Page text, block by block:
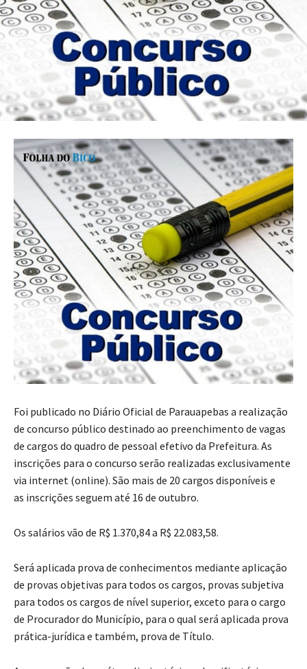
Foi publicado no Diário Oficial de Parauapebas a realização
de concurso público destinado ao preenchimento de vagas
de cargos do quadro de pessoal efetivo da Prefeitura. As
inscrições para o concurso serão realizadas exclusivamente
via internet (online). São mais de 20 cargos disponíveis e
as inscrições seguem até 16 de outubro.
Os salários vão de R$ 1.370,84 a R$ 22.083,58.
Será aplicada prova de conhecimentos mediante aplicação
de provas objetivas para todos os cargos, provas subjetiva
para todos os cargos de nível superior, exceto para o cargo
de Procurador do Município, para o qual será aplicada prova
prática-jurídica e também, prova de Título.